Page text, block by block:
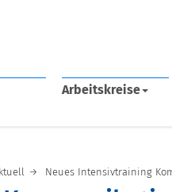
Arbeitskreise
Neues Intensivtraining